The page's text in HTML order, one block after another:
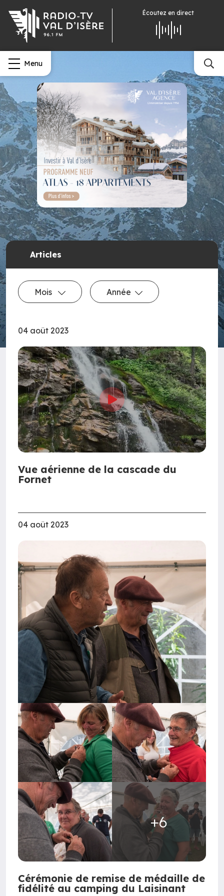
Écoutez en direct
Menu
Articles
Mois Année
04 août 2023
Vue aérienne de la cascade du
Fornet
04 août 2023
+6
Cérémonie de remise de médaille de
fidélité au camping du Laisinant